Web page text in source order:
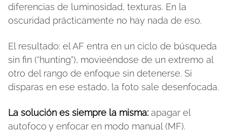
diferencias de luminosidad, texturas. En la
oscuridad prácticamente no hay nada de eso.
El resultado: el AF entra en un ciclo de búsqueda
sin fin (“hunting”), movieéndose de un extremo al
otro del rango de enfoque sin detenerse. Si
disparas en ese estado, la foto sale desenfocada.
La solución es siempre la misma: apagar el
autofoco y enfocar en modo manual (MF).